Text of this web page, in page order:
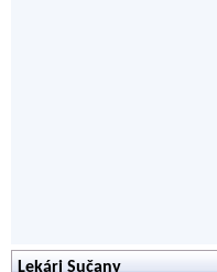
Lekári Sučany